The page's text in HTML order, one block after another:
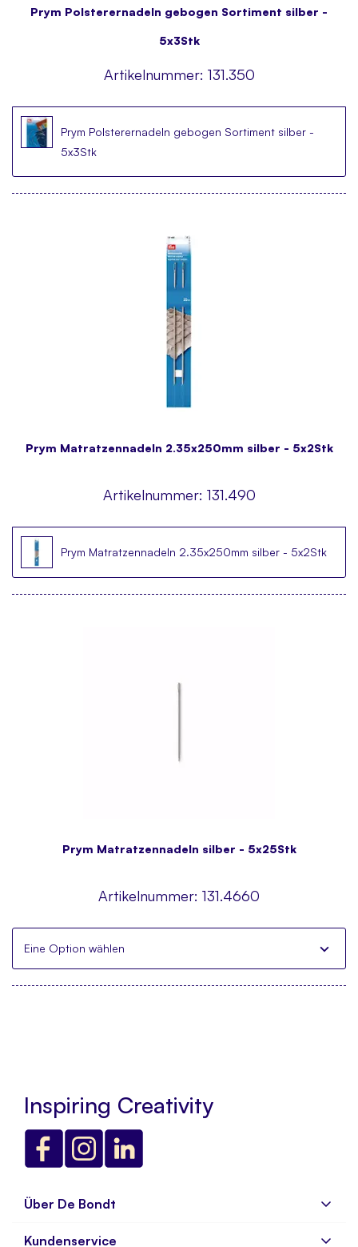
Prym Polsterernadeln gebogen Sortiment silber -
5x3Stk
Artikelnummer: 131.350
Prym Polsterernadeln gebogen Sortiment silber -
5x3Stk
Prym Matratzennadeln 2.35x250mm silber - 5x2Stk
Artikelnummer: 131.490
Prym Matratzennadeln 2.35x250mm silber - 5x2Stk
Prym Matratzennadeln silber - 5x25Stk
Artikelnummer: 131.4660
Eine Option wählen
Inspiring Creativity
Über De Bondt
Über uns
Kundenservice